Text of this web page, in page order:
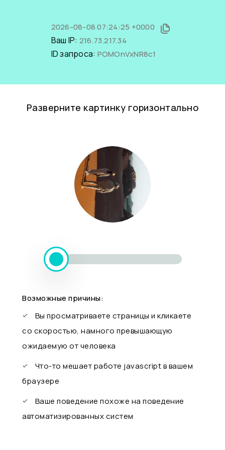
2026-08-08 07:24:25 +0000
Ваш IP: 216.73.217.34
ID запроса: POMOnVxNR8c1
Разверните картинку горизонтально
Возможные причины:
Вы просматриваете страницы и кликаете
со скоростью, намного превышающую
ожидаемую от человека
Что-то мешает работе javascript в вашем
браузере
Ваше поведение похоже на поведение
автоматизированных систем